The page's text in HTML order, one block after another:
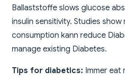
Ballaststoffe slows glucose
insulin sensitivity. Studies
consumption kann reduce
manage existing Diabetes.
Tips for diabetics: Immer eat